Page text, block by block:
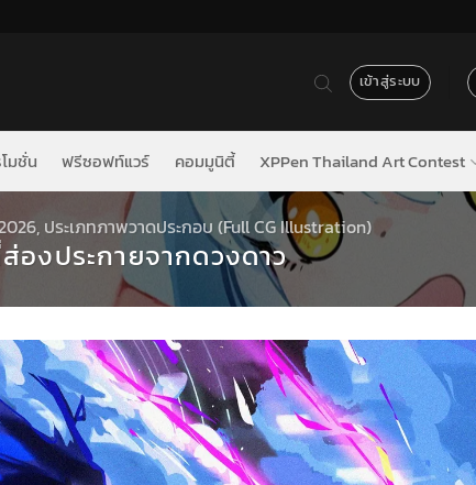
เข้าสู่ระบบ
มชั่น ฟรีซอฟท์แวร์ คอมมูนิตี้ XPPen Thailand Art Contest
, ประเภทภาพวาดประกอบ (Full CG Illustration)
องประกายจากดวงดาว